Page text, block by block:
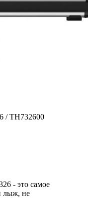
/ TH732600
- это самое
лыж, не